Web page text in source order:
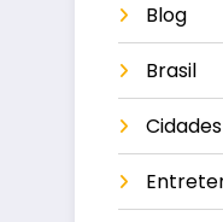
Blog
Brasil
Cidades